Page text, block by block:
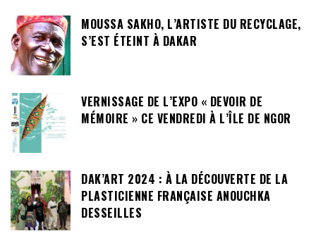
MOUSSA SAKHO, L’ARTISTE DU RECYCLAGE,
S’EST ÉTEINT À DAKAR
VERNISSAGE DE L’EXPO « DEVOIR DE
MÉMOIRE » CE VENDREDI À L’ÎLE DE NGOR
DAK’ART 2024 : À LA DÉCOUVERTE DE LA
PLASTICIENNE FRANÇAISE ANOUCHKA
DESSEILLES